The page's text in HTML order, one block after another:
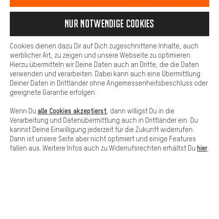
SCHNELL ERHALTEN
Lass Dich beraten
Verfügung stellen. Zudem hast du die Möglichkeit zusätzliche
Services zu nutzen, die es dir erleichtern die richtigen Produkte zu
finden. Beispielsweise bieten wir eine Chat-Funktion an, damit
Fragen schnell und unkompliziert beantwortet werden können.
Basis
Basis-Cookies gewährleisten, dass Du unsere Webseite
grundsätzlich nutzen kannst.
Nur Notwendige Cookies
Cookies dienen dazu Dir auf Dich zugeschnittene Inhalte, auch
werblicher Art, zu zeigen und unsere Webseite zu optimieren.
Hierzu übermitteln wir Deine Daten auch an Dritte, die die Daten
verwenden und verarbeiten. Dabei kann auch eine Übermittlung
Deiner Daten in Drittländer ohne Angemessenheitsbeschluss oder
geeignete Garantie erfolgen.
Wenn Du alle Cookies akzeptierst , dann willigst Du in die
Verarbeitung und Datenübermittlung auch in Drittländer ein. Du
kannst Deine Einwilligung jederzeit für die Zukunft widerrufen.
Dann ist unsere Seite aber nicht optimiert und einige Features
fallen aus. Weitere Infos auch zu Widerrufsrechten erhältst Du hier